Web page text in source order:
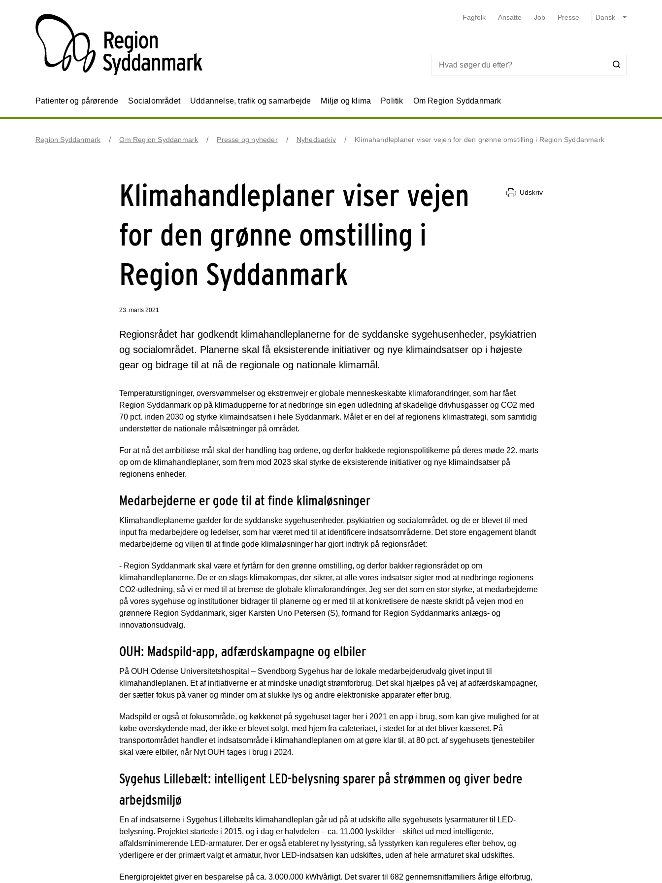
Fagfolk Ansatte Job Presse
Patienter og pårørende Socialområdet Uddannelse, trafik og samarbejde Miljø og klima Politik Om Region Syddanmark
Region Syddanmark Om Region Syddanmark Presse og nyheder Nyhedsarkiv Klimahandleplaner viser vejen for den grønne omstilling i Region Syddanmark
Klimahandleplaner viser vejen
for den grønne omstilling i
Region Syddanmark
Udskriv
23. marts 2021
Regionsrådet har godkendt klimahandleplanerne for de syddanske sygehusenheder, psykiatrien
og socialområdet. Planerne skal få eksisterende initiativer og nye klimaindsatser op i højeste
gear og bidrage til at nå de regionale og nationale klimamål.
Temperaturstigninger, oversvømmelser og ekstremvejr er globale menneskeskabte klimaforandringer, som har fået
Region Syddanmark op på klimadupperne for at nedbringe sin egen udledning af skadelige drivhusgasser og CO2 med
70 pct. inden 2030 og styrke klimaindsatsen i hele Syddanmark. Målet er en del af regionens klimastrategi, som samtidig
understøtter de nationale målsætninger på området.
For at nå det ambitiøse mål skal der handling bag ordene, og derfor bakkede regionspolitikerne på deres møde 22. marts
op om de klimahandleplaner, som frem mod 2023 skal styrke de eksisterende initiativer og nye klimaindsatser på
regionens enheder.
Medarbejderne er gode til at finde klimaløsninger
Klimahandleplanerne gælder for de syddanske sygehusenheder, psykiatrien og socialområdet, og de er blevet til med
input fra medarbejdere og ledelser, som har været med til at identificere indsatsområderne. Det store engagement blandt
medarbejderne og viljen til at finde gode klimaløsninger har gjort indtryk på regionsrådet:
- Region Syddanmark skal være et fyrtårn for den grønne omstilling, og derfor bakker regionsrådet op om
klimahandleplanerne. De er en slags klimakompas, der sikrer, at alle vores indsatser sigter mod at nedbringe regionens
CO2-udledning, så vi er med til at bremse de globale klimaforandringer. Jeg ser det som en stor styrke, at medarbejderne
på vores sygehuse og institutioner bidrager til planerne og er med til at konkretisere de næste skridt på vejen mod en
grønnere Region Syddanmark, siger Karsten Uno Petersen (S), formand for Region Syddanmarks anlægs- og
innovationsudvalg.
OUH: Madspild-app, adfærdskampagne og elbiler
På OUH Odense Universitetshospital – Svendborg Sygehus har de lokale medarbejderudvalg givet input til
klimahandleplanen. Et af initiativerne er at mindske unødigt strømforbrug. Det skal hjælpes på vej af adfærdskampagner,
der sætter fokus på vaner og minder om at slukke lys og andre elektroniske apparater efter brug.
Madspild er også et fokusområde, og køkkenet på sygehuset tager her i 2021 en app i brug, som kan give mulighed for at
købe overskydende mad, der ikke er blevet solgt, med hjem fra cafeteriaet, i stedet for at det bliver kasseret. På
transportområdet handler et indsatsområde i klimahandleplanen om at gøre klar til, at 80 pct. af sygehusets tjenestebiler
skal være elbiler, når Nyt OUH tages i brug i 2024.
Sygehus Lillebælt: intelligent LED-belysning sparer på strømmen og giver bedre
arbejdsmiljø
En af indsatserne i Sygehus Lillebælts klimahandleplan går ud på at udskifte alle sygehusets lysarmaturer til LED-
belysning. Projektet startede i 2015, og i dag er halvdelen – ca. 11.000 lyskilder – skiftet ud med intelligente,
affaldsminimerende LED-armaturer. Der er også etableret ny lysstyring, så lysstyrken kan reguleres efter behov, og
yderligere er der primært valgt et armatur, hvor LED-indsatsen kan udskiftes, uden af hele armaturet skal udskiftes.
Energiprojektet giver en besparelse på ca. 3.000.000 kWh/årligt. Det svarer til 682 gennemsnitfamiliers årlige elforbrug,